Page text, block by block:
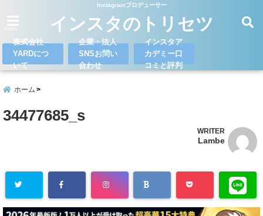
Instagramプロデューサー
インスタのトリセツ
株式会社
YARDにつ
いて
企業・法人
SNSお問い
合わせ
インスタア
カデミー口
コミと評判
ホーム
34477685_s
WRITER
Lambe